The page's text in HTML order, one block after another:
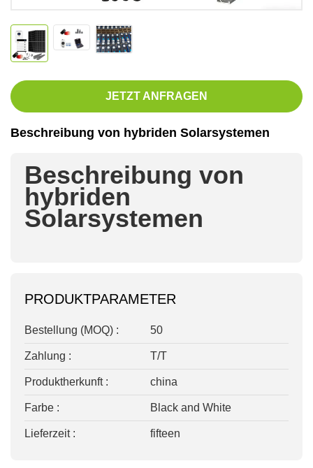
JETZT ANFRAGEN
Beschreibung von hybriden Solarsystemen
Beschreibung von
hybriden
Solarsystemen
PRODUKTPARAMETER
Bestellung (MOQ) : 50
Zahlung : T/T
Produktherkunft : china
Farbe : Black and White
Lieferzeit : fifteen